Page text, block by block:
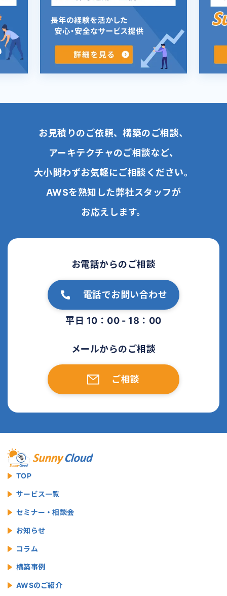
お見積りのご依頼、構築のご相談、
アーキテクチャのご相談など、
大小問わずお気軽にご相談ください。
AWSを熟知した弊社スタッフが
お応えします。
お電話からのご相談
電話でお問い合わせ
平日 10：00 - 18：00
メールからのご相談
ご相談
TOP
サービス一覧
セミナー・相談会
お知らせ
コラム
構築事例
AWSのご紹介